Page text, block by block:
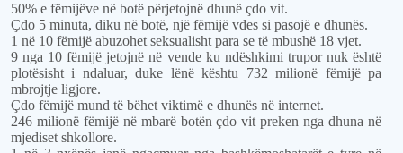
50% e fëmijëve në botë përjetojnë dhunë çdo vit.
Çdo 5 minuta, diku në botë, një fëmijë vdes si pasojë e dhunës.
1 në 10 fëmijë abuzohet seksualisht para se të mbushë 18 vjet.
9 nga 10 fëmijë jetojnë në vende ku ndëshkimi trupor nuk është
plotësisht i ndaluar, duke lënë kështu 732 milionë fëmijë pa
mbrojtje ligjore.
Çdo fëmijë mund të bëhet viktimë e dhunës në internet.
246 milionë fëmijë në mbarë botën çdo vit preken nga dhuna në
mjediset shkollore.